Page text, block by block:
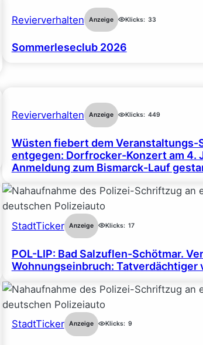
Revierverhalten Anzeige Klicks: 33
Sommerleseclub 2026
Revierverhalten Anzeige Klicks: 449
Wüsten fiebert dem Veranstaltungs-
entgegen: Dorfrocker-Konzert am 4.
Anmeldung zum Bismarck-Lauf
StadtTicker Anzeige Klicks: 17
POL-LIP: Bad Salzuflen-Schötmar.
Wohnungseinbruch: Tatverdächtiger
StadtTicker Anzeige Klicks: 9